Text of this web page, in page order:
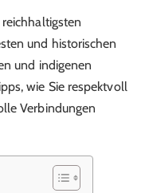
und historischen
und indigenen
wie Sie respektvoll
Verbindungen